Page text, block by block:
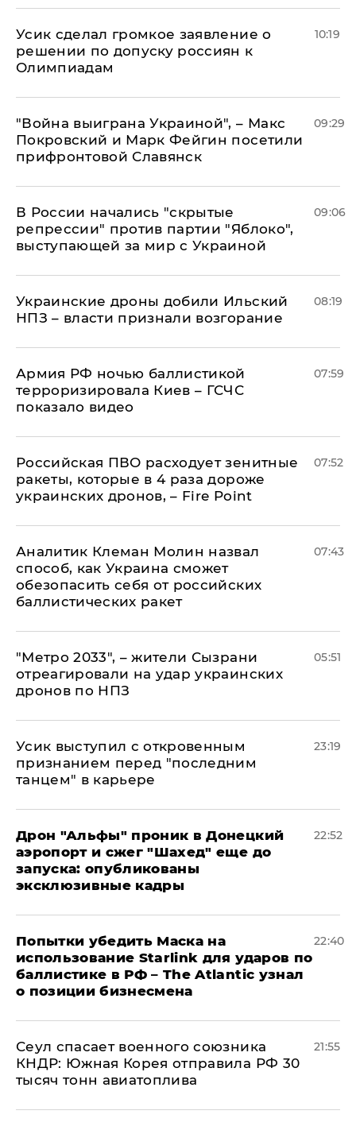
Усик сделал громкое заявление о
решении по допуску россиян к
Олимпиадам
10:19
"Война выиграна Украиной", – Макс
Покровский и Марк Фейгин посетили
прифронтовой Славянск
09:29
В России начались "скрытые
репрессии" против партии "Яблоко",
выступающей за мир с Украиной
09:06
Украинские дроны добили Ильский
НПЗ – власти признали возгорание
08:19
Армия РФ ночью баллистикой
терроризировала Киев – ГСЧС
показало видео
07:59
Российская ПВО расходует зенитные
ракеты, которые в 4 раза дороже
украинских дронов, – Fire Point
07:52
Аналитик Клеман Молин назвал
способ, как Украина сможет
обезопасить себя от российских
баллистических ракет
07:43
"Метро 2033", – жители Сызрани
отреагировали на удар украинских
дронов по НПЗ
05:51
Усик выступил с откровенным
признанием перед "последним
танцем" в карьере
23:19
Дрон "Альфы" проник в Донецкий
аэропорт и сжег "Шахед" еще до
запуска: опубликованы
эксклюзивные кадры
22:52
Попытки убедить Маска на
использование Starlink для ударов по
баллистике в РФ – The Atlantic узнал
о позиции бизнесмена
22:40
​Сеул спасает военного союзника
КНДР: Южная Корея отправила РФ 30
тысяч тонн авиатоплива
21:55